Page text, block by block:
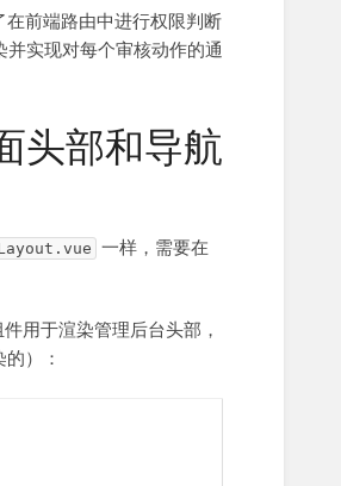
前端路由中进行权限判断
实现对每个审核动作的通
头部和导航
一样，需要在
件用于渲染管理后台头部，
）：